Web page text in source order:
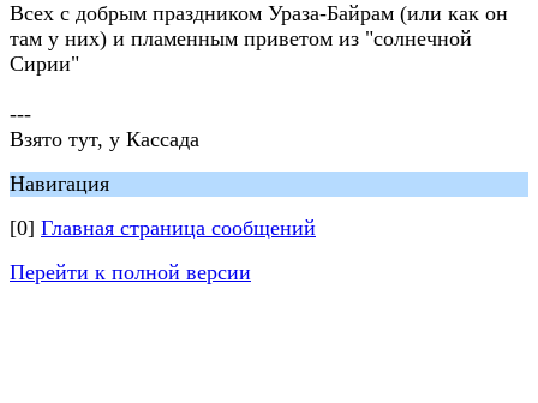
Всех с добрым праздником Ураза-Байрам (или как он
там у них) и пламенным приветом из "солнечной
Сирии"
---
Взято тут, у Кассада
Навигация
[0] Главная страница сообщений
Перейти к полной версии